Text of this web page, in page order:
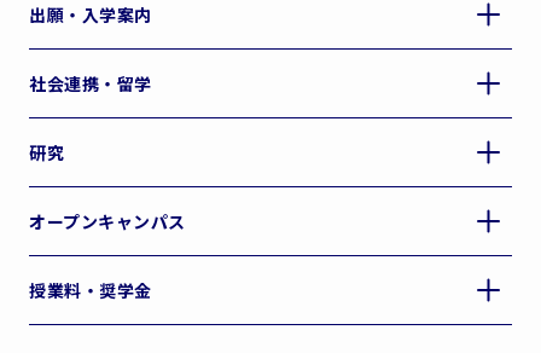
出願・入学案内
社会連携・留学
研究
オープンキャンパス
授業料・奨学金